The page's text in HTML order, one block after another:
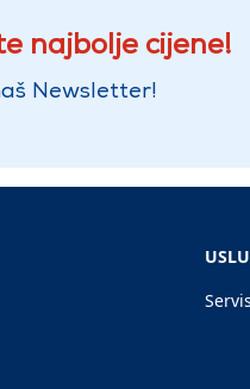
najbolje cijene!
Newsletter!
Servis